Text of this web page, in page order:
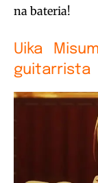
na bateria!
Uika
guitarrista